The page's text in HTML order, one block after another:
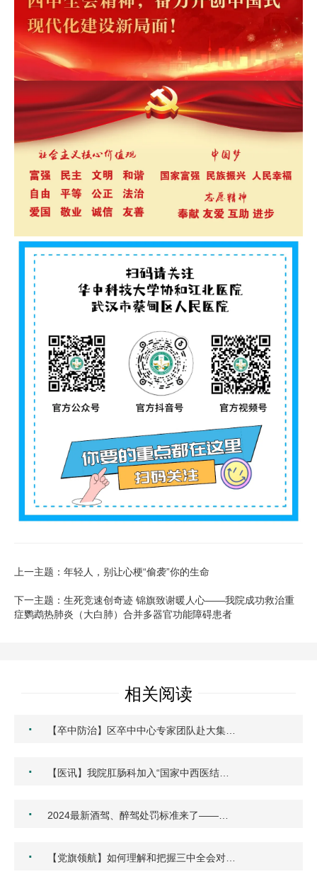
上一主题：年轻人，别让心梗“偷袭”你的生命
下一主题：生死竞速创奇迹 锦旗致谢暖人心——我院成功救治重
症鹦鹉热肺炎（大白肺）合并多器官功能障碍患者
相关阅读
· 【卒中防治】区卒中中心专家团队赴大集…
· 【医讯】我院肛肠科加入“国家中西医结…
· 2024最新酒驾、醉驾处罚标准来了——…
· 【党旗领航】如何理解和把握三中全会对…